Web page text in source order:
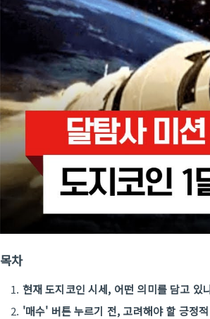
목차
현재 도지코인 시세, 어떤 의미를 담고 있
'매수' 버튼 누르기 전, 고려해야 할 긍정